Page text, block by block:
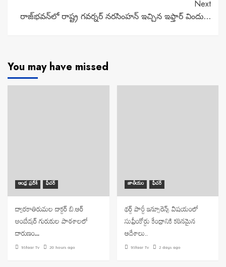
Next
రాజ్‌భవన్‌లో రాష్ట్ర గవర్నర్ నరసింహన్ ఇచ్చిన ఇఫ్తార్ విందు…
You may have missed
ఆంధ్ర ప్రదేశ్ ఫీచర్
ద్వారకాతిరుమల డాక్టర్ బి.ఆర్
అంబేద్కర్ గురుకుల పాఠశాలలో
దారుణం…
9Staar Tv 20 hours ago
జాతీయం ఫీచర్
థర్డ్ పార్టీ ఇన్సూరెన్స్ విషయంలో
సుప్రీంకోర్టు కేంద్రానికి కఠినమైన
ఆదేశాలు..
9Staar Tv 2 days ago